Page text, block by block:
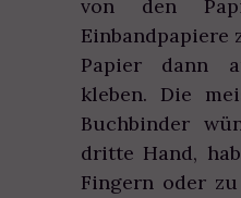
von den
Einbandpapiere
Papier dann
kleben. Die
Buchbinder
dritte Hand,
Fingern oder